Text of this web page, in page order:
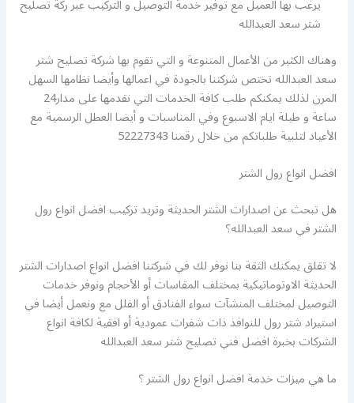
شتر سعد العبدالله
وهناك الكثير من الأعمال المتنوعة و التي تقوم بها شركة تصليح شتر
سعد العبدالله تختص شركتنا بالجودة في اعمالها وأيضا نظامها السهل
المرن لذلك يمكنكم طلب كافة الخدمات التي نقدمها على مدار24
ساعة و طيلة ايام الاسبوع وفي المناسبات و أيضا العطل الرسمية مع
الأعياد لتلبية طلباتكم من خلال رقمنا 52227343
افضل انواع رول الشتر
هل تبحث عن اصدارات الشتر الحديثة وتريد تركيب افضل انواع رول
الشتر في سعد العبدالله؟
لا تقلق يمكنك الثقة بنا نوفر لك في شركتنا افضل انواع اصدارات الشتر
الحديثة الاوتوماتيكية بمختلف المقاسات أو الأحجام ونوفر خدمات
التوصيل لمختلف المنشآت سواء الفنادق أو الفلل مع ونعمل أيضا في
استيراد شتر رول للنوافذ ذات شفرات عمودية أو افقية لكافة انواع
الشركات بخبرة افضل فني تصليح شتر سعد العبدالله
ما هي ميزات خدمة افضل انواع رول الشتر ؟